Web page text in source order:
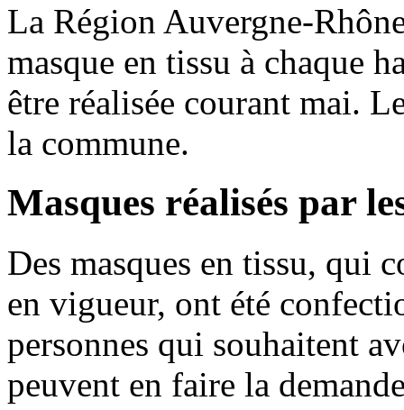
La Région Auvergne-
masque en tissu à chaque
être réalisée courant mai.
la commune.
Masques réalisés par
Des masques en tissu, qui
en vigueur, ont été
personnes qui souhaitent
peuvent en faire la